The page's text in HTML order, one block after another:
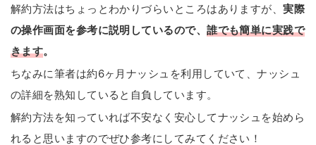
解約方法はちょっとわかりづらいところはありますが、実際
の操作画面を参考に説明しているので、誰でも簡単に実践で
きます。
ちなみに筆者は約6ヶ月ナッシュを利用していて、ナッシュ
の詳細を熟知していると自負しています。
解約方法を知っていれば不安なく安心してナッシュを始めら
れると思いますのでぜひ参考にしてみてください！